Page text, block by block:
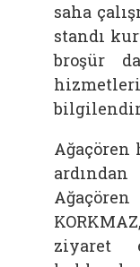
saha
standı
broşür
Ağaçören
ziyaret